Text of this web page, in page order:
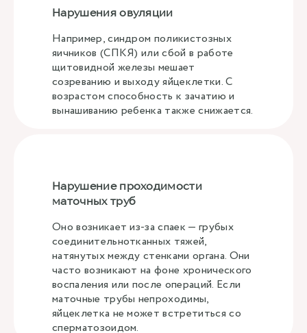
Нарушения овуляции
Например, синдром поликистозных
яичников (СПКЯ) или сбой в работе
щитовидной железы мешает
созреванию и выходу яйцеклетки. С
возрастом способность к зачатию и
вынашиванию ребенка также снижается.
Нарушение проходимости
маточных труб
Оно возникает из-за спаек — грубых
соединительнотканных тяжей,
натянутых между стенками органа. Они
часто возникают на фоне хронического
воспаления или после операций. Если
маточные трубы непроходимы,
яйцеклетка не может встретиться со
сперматозоидом.